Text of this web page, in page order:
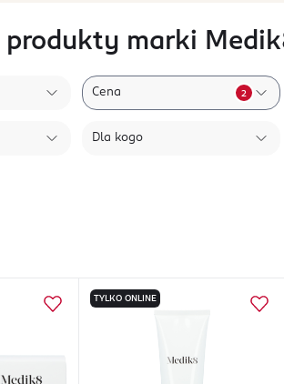
produkty marki
Cena 2
Dla kogo
TYLKO ONLINE